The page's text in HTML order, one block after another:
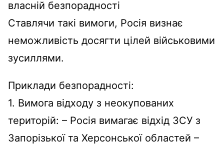
власній безпорадності
Ставлячи такі вимоги, Росія визнає
неможливість досягти цілей військовими
зусиллями.
Приклади безпорадності:
1. Вимога відходу з неокупованих
територій: – Росія вимагає відхід ЗСУ з
Запорізької та Херсонської областей –